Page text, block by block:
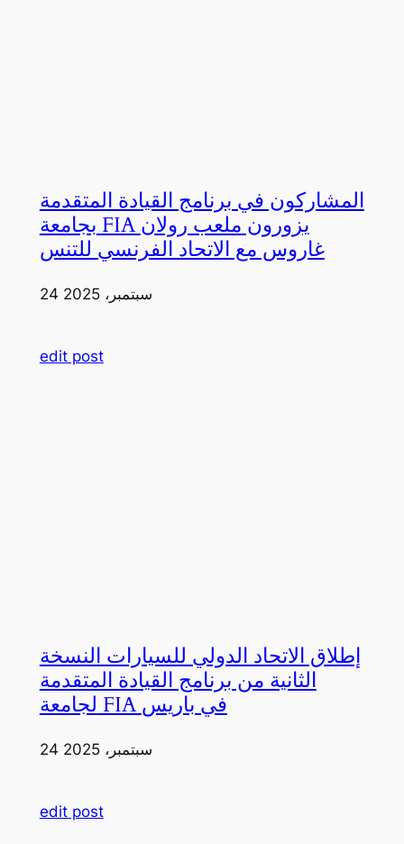
المشاركون في برنامج القيادة المتقدمة
بجامعة FIA يزورون ملعب رولان
غاروس مع الاتحاد الفرنسي للتنس
24 سبتمبر، 2025
edit post
إطلاق الاتحاد الدولي للسيارات النسخة
الثانية من برنامج القيادة المتقدمة
لجامعة FIA في باريس
24 سبتمبر، 2025
edit post